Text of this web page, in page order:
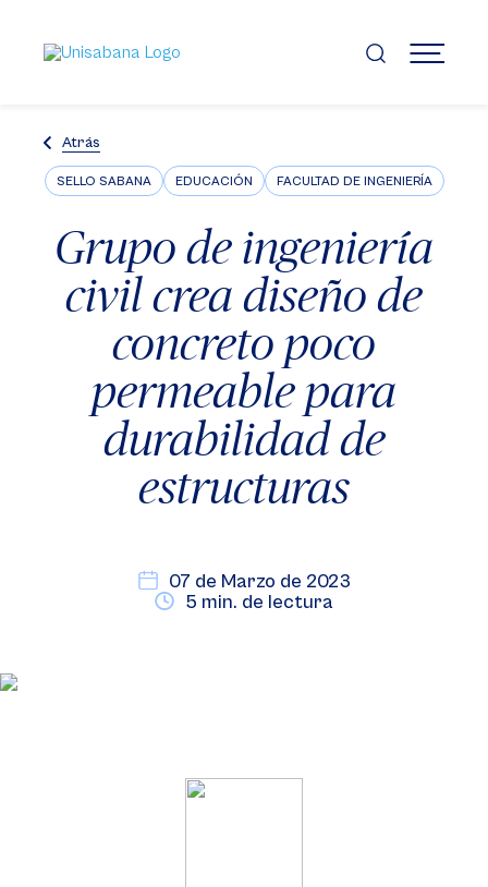
contenido
principal
MENÚ
Atrás
SELLO SABANA EDUCACIÓN FACULTAD DE INGENIERÍA
Grupo de ingeniería
civil crea diseño de
concreto poco
permeable para
durabilidad de
estructuras
07 de Marzo de 2023
5 min. de lectura